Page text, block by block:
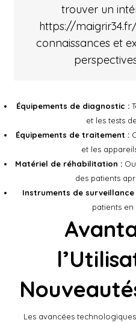
trouver un
https://
connaissances et
Équipements de diagnostic :
et les tests
Équipements de traitement :
et les
Matériel de réhabilitation :
des patients
Instruments de surveillance
patients en
Les avancées